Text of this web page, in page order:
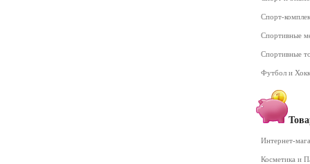
Спорт-
Спортивные
Спортивные
Футбол и
Интернет-
Косметика и